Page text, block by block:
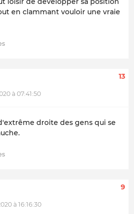
en clammant vouloir une vraie
à 07:41:50
13
droite des gens qui se
à 16:16:30
9